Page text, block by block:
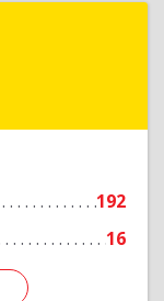
192
16
Подробнее